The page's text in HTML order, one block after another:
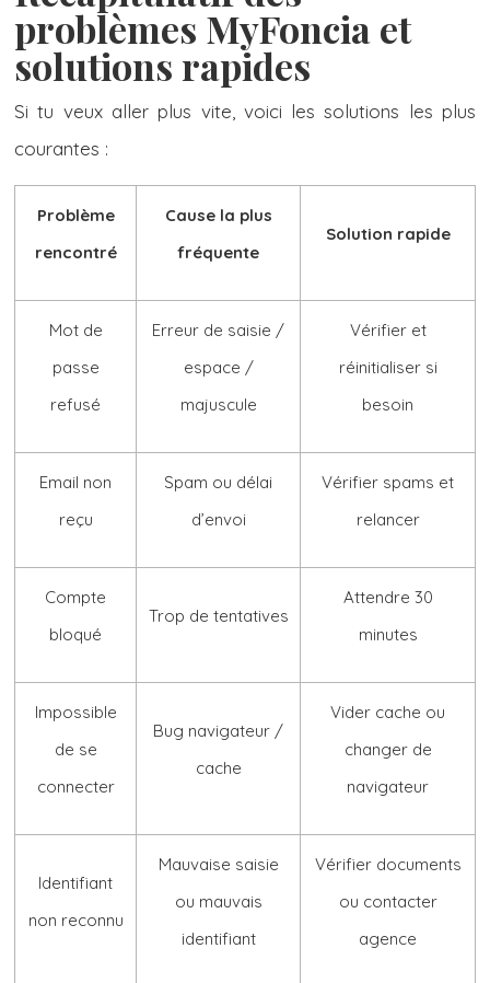
problèmes MyFoncia et
solutions rapides
Si tu veux aller plus vite, voici les solutions les plus
courantes :
Problème
rencontré
Cause la plus
fréquente
Solution rapide
Mot de
passe
refusé
Erreur de saisie /
espace /
majuscule
Vérifier et
réinitialiser si
besoin
Email non
reçu
Spam ou délai
d’envoi
Vérifier spams et
relancer
Compte
bloqué
Trop de tentatives
Attendre 30
minutes
Impossible
de se
connecter
Bug navigateur /
cache
Vider cache ou
changer de
navigateur
Identifiant
non reconnu
Mauvaise saisie
ou mauvais
identifiant
Vérifier documents
ou contacter
agence